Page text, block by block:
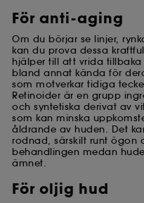
För anti-aging
Om du börjar se linjer,
kan du prova dessa
hjälper till att vrida tillbaka
bland annat kända för
som motverkar tidiga
Retinoider är en grupp
och syntetiska derivat av
som kan minska
åldrande av huden. Det
rodnad, särskilt runt ögon
behandlingen medan
ämnet.
För oljig hud